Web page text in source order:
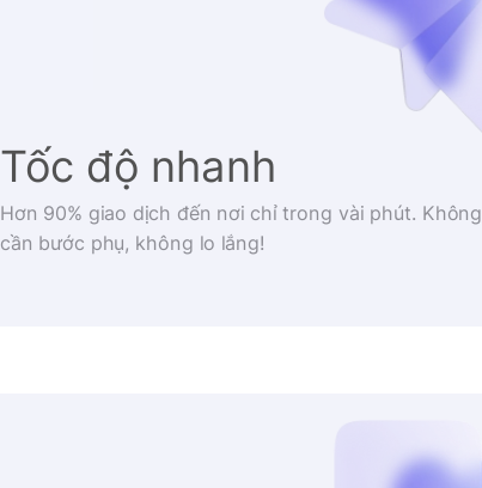
Tốc độ nhanh
Hơn 90% giao dịch đến nơi chỉ trong vài phút. Không
cần bước phụ, không lo lắng!